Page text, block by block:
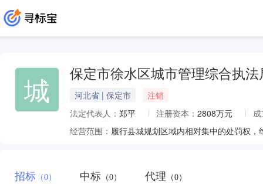
城 保定市徐水区城市管理综合执法
河北省 | 保定市
注销
法定代表人： 郑平 注册资本： 2808万元
经营范围：
招标 （0） 中标 （0） 代理 （0）